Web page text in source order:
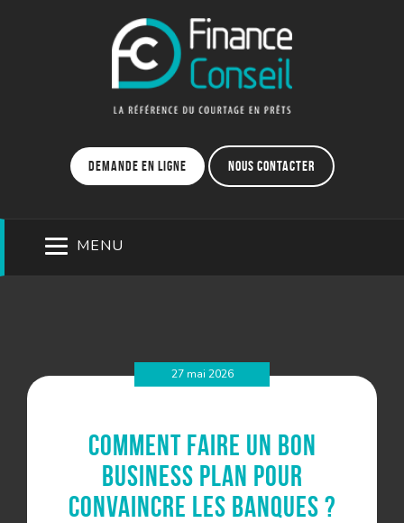
Demande en ligne Nous contacter
MENU
27 mai 2026
Comment faire un bon
business plan pour
convaincre les banques ?